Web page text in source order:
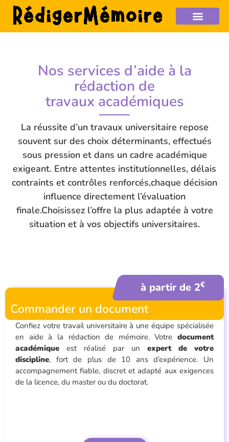
Nos services d’aide à la
rédaction de
travaux académiques
La réussite d’un travaux universitaire repose
souvent sur des choix déterminants, effectués
sous pression et dans un cadre académique
exigeant. Entre attentes institutionnelles, délais
contraints et contrôles renforcés,chaque décision
influence directement l’évaluation
finale.Choisissez l’offre la plus adaptée à votre
situation et à vos objectifs universitaires.
à partir de 2€
Commander un document
Confiez votre travail universitaire à une équipe spécialisée
en aide à la rédaction de mémoire. Votre document
académique est réalisé par un expert de votre
discipline, fort de plus de 10 ans d’expérience. Un
accompagnement fiable, discret et adapté aux exigences
de la licence, du master ou du doctorat.